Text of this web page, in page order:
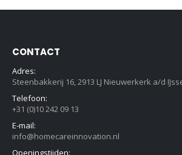
CONTACT
Adres:
Steenbakkerij 16, 2913 LJ Nieuwerkerk a/d
Telefoon:
+31 (0)10 242 09 13
E-mail:
info@homecareinnovation.nl
Openingstijden: